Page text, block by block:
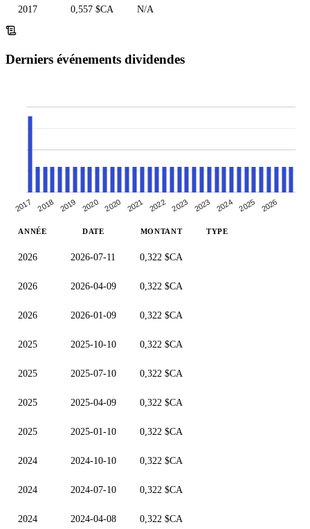
2017 0,557 $CA N/A
Derniers événements dividendes
2017 2018 2019 2020 2020 2021 2022 2023 2023 2024 2025 2026
ANNÉE DATE MONTANT TYPE
2026 2026-07-11 0,322 $CA
2026 2026-04-09 0,322 $CA
2026 2026-01-09 0,322 $CA
2025 2025-10-10 0,322 $CA
2025 2025-07-10 0,322 $CA
2025 2025-04-09 0,322 $CA
2025 2025-01-10 0,322 $CA
2024 2024-10-10 0,322 $CA
2024 2024-07-10 0,322 $CA
2024 2024-04-08 0,322 $CA